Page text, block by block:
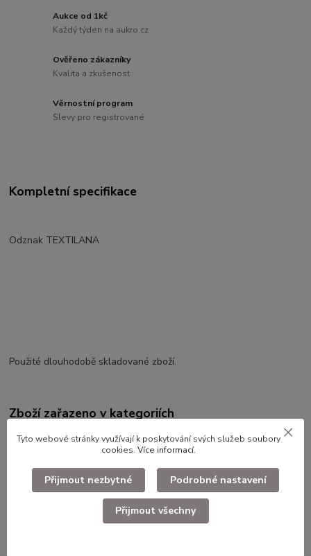
Aukce od 1kč
Každý týden na aukro.cz
Ověřeno zákazníky
Kvalita a zkušenost
Věrnostní program
Slevy pro registrované
Kompletní specifikace
Odznak TEXTILANA
Použité dlouhodobě skladované zboží.
Zboží zařazeno v kategoriích
Faleristika, odznaky, nášivky
Odznaky
Tyto webové stránky využívají k poskytování svých služeb soubory
cookies. Více informací.
Přijmout nezbytné Podrobné nastavení
Přijmout všechny